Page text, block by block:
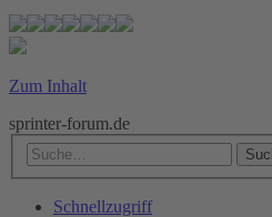
Zum Inhalt
sprinter-forum.de
Schnellzugriff